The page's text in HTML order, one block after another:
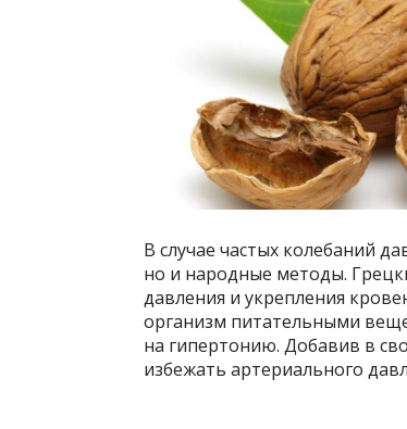
В случае частых колебаний
но и народные методы.
давления и укрепления
организм питательными
на гипертонию. Добавив в
избежать артериального